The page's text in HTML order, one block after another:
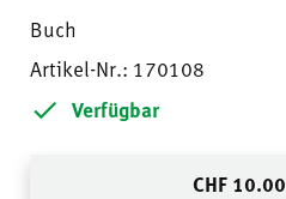
Buch
Artikel-Nr.: 170108
Verfügbar
CHF 10.00